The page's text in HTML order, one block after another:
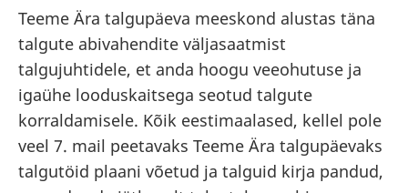
Teeme Ära talgupäeva meeskond alustas täna
talgute abivahendite väljasaatmist
talgujuhtidele, et anda hoogu veeohutuse ja
igaühe looduskaitsega seotud talgute
korraldamisele. Kõik eestimaalased, kellel pole
veel 7. mail peetavaks Teeme Ära talgupäevaks
talgutöid plaani võetud ja talguid kirja pandud,